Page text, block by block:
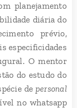
planejamento
diária do
prévio,
especificidades
O mentor
do estudo do
de personal
no whatsapp